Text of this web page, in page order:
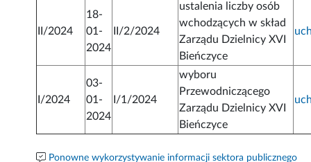
II/2024
18-
01-
2024
II/2/2024
ustalenia liczby osób
wchodzących w skład
Zarządu Dzielnicy XVI
Bieńczyce
I/2024
03-
01-
2024
I/1/2024
wyboru
Przewodniczącego
Zarządu Dzielnicy XVI
Bieńczyce
Ponowne wykorzystywanie informacji sektora publicznego